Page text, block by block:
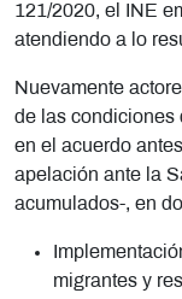
121/2020, el INE
atendiendo a lo
Nuevamente
de las condiciones
en el acuerdo
apelación ante la
acumulados-, en
migrantes y